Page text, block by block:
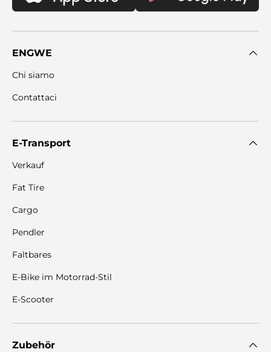
ENGWE
Chi siamo
Contattaci
E-Transport
Verkauf
Fat Tire
Cargo
Pendler
Faltbares
E-Bike im Motorrad-Stil
E-Scooter
Zubehör